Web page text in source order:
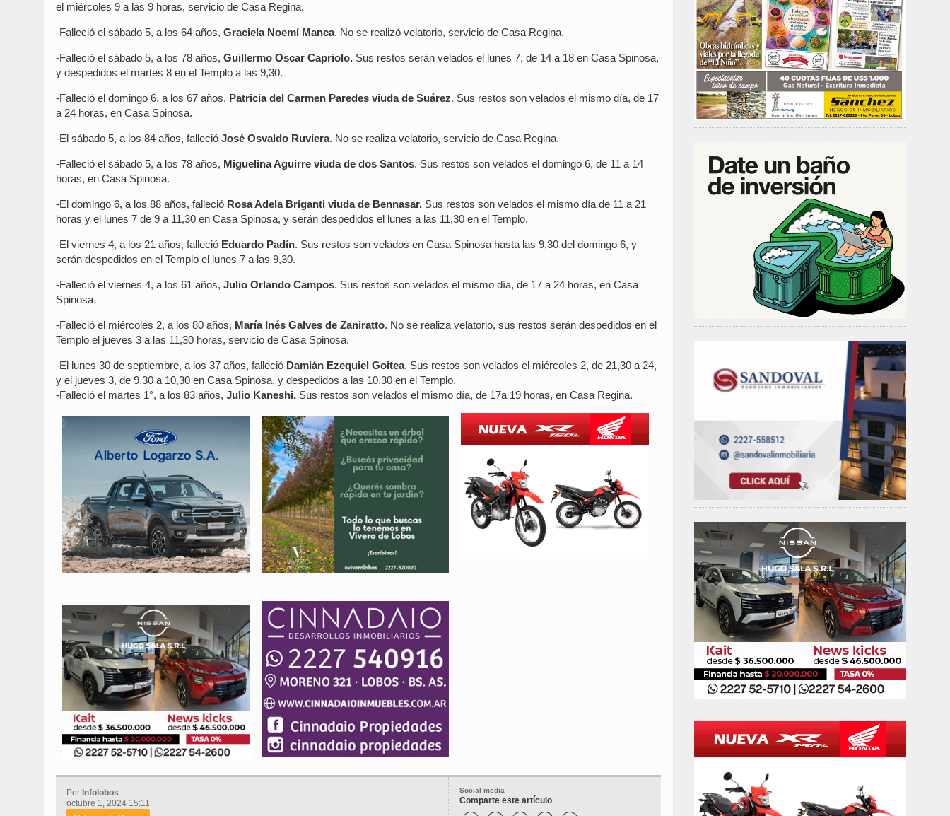
el miércoles 9 a las 9 horas, servicio de Casa Regina.
-Falleció el sábado 5, a los 64 años, Graciela Noemí Manca. No se realizó velatorio, servicio de Casa Regina.
-Falleció el sábado 5, a los 78 años, Guillermo Oscar Capriolo. Sus restos serán velados el lunes 7, de 14 a 18 en Casa Spinosa,
y despedidos el martes 8 en el Templo a las 9,30.
-Falleció el domingo 6, a los 67 años, Patricia del Carmen Paredes viuda de Suárez. Sus restos son velados el mismo día, de 17
a 24 horas, en Casa Spinosa.
-El sábado 5, a los 84 años, falleció José Osvaldo Ruviera. No se realiza velatorio, servicio de Casa Regina.
-Falleció el sábado 5, a los 78 años, Miguelina Aguirre viuda de dos Santos. Sus restos son velados el domingo 6, de 11 a 14
horas, en Casa Spinosa.
-El domingo 6, a los 88 años, falleció Rosa Adela Briganti viuda de Bennasar. Sus restos son velados el mismo día de 11 a 21
horas y el lunes 7 de 9 a 11,30 en Casa Spinosa, y serán despedidos el lunes a las 11,30 en el Templo.
-El viernes 4, a los 21 años, falleció Eduardo Padín. Sus restos son velados en Casa Spinosa hasta las 9,30 del domingo 6, y
serán despedidos en el Templo el lunes 7 a las 9,30.
-Falleció el viernes 4, a los 61 años, Julio Orlando Campos. Sus restos son velados el mismo día, de 17 a 24 horas, en Casa
Spinosa.
-Falleció el miércoles 2, a los 80 años, María Inés Galves de Zaniratto. No se realiza velatorio, sus restos serán despedidos en el
Templo el jueves 3 a las 11,30 horas, servicio de Casa Spinosa.
-El lunes 30 de septiembre, a los 37 años, falleció Damián Ezequiel Goitea. Sus restos son velados el miércoles 2, de 21,30 a 24,
y el jueves 3, de 9,30 a 10,30 en Casa Spinosa, y despedidos a las 10,30 en el Templo.
-Falleció el martes 1°, a los 83 años, Julio Kaneshi. Sus restos son velados el mismo día, de 17a 19 horas, en Casa Regina.
Social media
Comparte este artículo
Por Infolobos
octubre 1, 2024 15:11